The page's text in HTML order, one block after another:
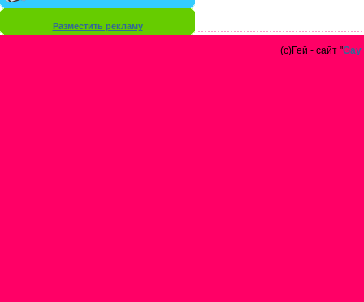
Разместить рекламу
(с)Гей - сайт "Gay